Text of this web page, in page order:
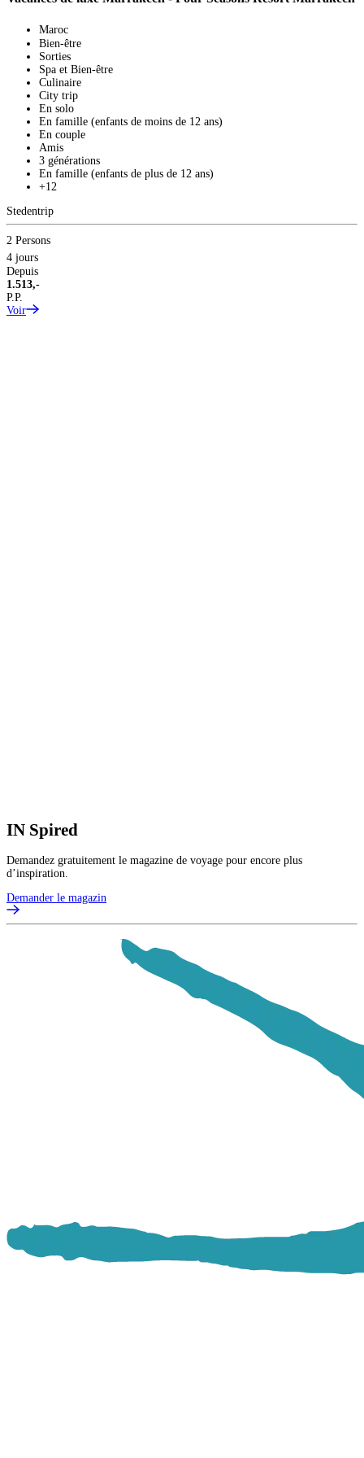
Maroc
Bien-être
Sorties
Spa et Bien-être
Culinaire
City trip
En solo
En famille (enfants de moins de 12 ans)
En couple
Amis
3 générations
En famille (enfants de plus de 12 ans)
+12
Stedentrip
2 Persons
4 jours
Depuis
1.513,-
P.P.
Voir
IN Spired
Demandez gratuitement le magazine de voyage pour encore plus
d’inspiration.
Demander le magazin